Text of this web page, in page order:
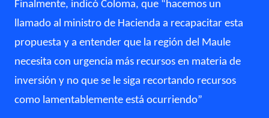
Finalmente, indicó Coloma, que “hacemos un
llamado al ministro de Hacienda a recapacitar esta
propuesta y a entender que la región del Maule
necesita con urgencia más recursos en materia de
inversión y no que se le siga recortando recursos
como lamentablemente está ocurriendo”